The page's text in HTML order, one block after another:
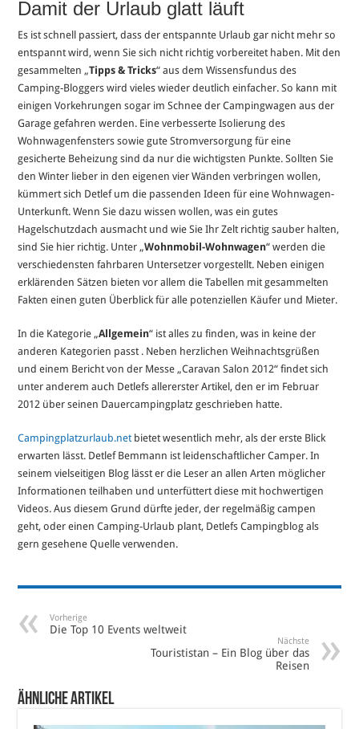
Damit der Urlaub glatt läuft
Es ist schnell passiert, dass der entspannte Urlaub gar nicht mehr so
entspannt wird, wenn Sie sich nicht richtig vorbereitet haben. Mit den
gesammelten „Tipps & Tricks“ aus dem Wissensfundus des
Camping-Bloggers wird vieles wieder deutlich einfacher. So kann mit
einigen Vorkehrungen sogar im Schnee der Campingwagen aus der
Garage gefahren werden. Eine verbesserte Isolierung des
Wohnwagenfensters sowie gute Stromversorgung für eine
gesicherte Beheizung sind da nur die wichtigsten Punkte. Sollten Sie
den Winter lieber in den eigenen vier Wänden verbringen wollen,
kümmert sich Detlef um die passenden Ideen für eine Wohnwagen-
Unterkunft. Wenn Sie dazu wissen wollen, was ein gutes
Hagelschutzdach ausmacht und wie Sie Ihr Zelt richtig sauber halten,
sind Sie hier richtig. Unter „Wohnmobil-Wohnwagen“ werden die
verschiedensten fahrbaren Untersetzer vorgestellt. Neben einigen
erklärenden Sätzen bieten vor allem die Tabellen mit gesammelten
Fakten einen guten Überblick für alle potenziellen Käufer und Mieter.
In die Kategorie „Allgemein“ ist alles zu finden, was in keine der
anderen Kategorien passt . Neben herzlichen Weihnachtsgrüßen
und einem Bericht von der Messe „Caravan Salon 2012“ findet sich
unter anderem auch Detlefs allererster Artikel, den er im Februar
2012 über seinen Dauercampingplatz geschrieben hatte.
Campingplatzurlaub.net bietet wesentlich mehr, als der erste Blick
erwarten lässt. Detlef Bemmann ist leidenschaftlicher Camper. In
seinem vielseitigen Blog lässt er die Leser an allen Arten möglicher
Informationen teilhaben und unterfüttert diese mit hochwertigen
Videos. Aus diesem Grund dürfte jeder, der regelmäßig campen
geht, oder einen Camping-Urlaub plant, Detlefs Campingblog als
gern gesehene Quelle verwenden.
Vorherige
Die Top 10 Events weltweit
Nächste
Tourististan – Ein Blog über das
Reisen
Ähnliche Artikel